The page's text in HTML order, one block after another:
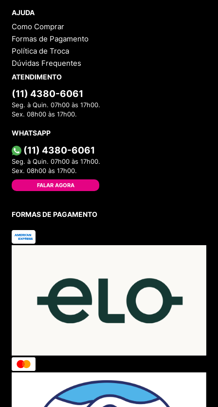
AJUDA
Como Comprar
Formas de Pagamento
Política de Troca
Dúvidas Frequentes
ATENDIMENTO
(11) 4380-6061
Seg. à Quin. 07h00 às 17h00.
Sex. 08h00 às 17h00.
WHATSAPP
(11) 4380-6061
Seg. à Quin. 07h00 às 17h00.
Sex. 08h00 às 17h00.
FALAR AGORA
FORMAS DE PAGAMENTO